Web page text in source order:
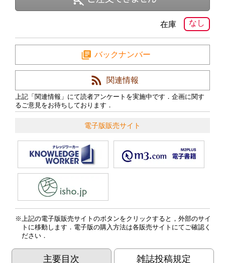
なし
在庫
バックナンバー
関連情報
上記「関連情報」にて読者アンケートを実施中です．企画に関す
るご意見をお待ちしております．
電子版販売サイト
上記の電子版販売サイトのボタンをクリックすると，外部のサイ
トに移動します．電子版の購入方法は各販売サイトにてご確認く
ださい．
主要目次 雑誌投稿規定